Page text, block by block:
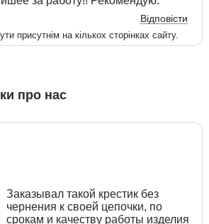
Відповісти
присутнім на кількох сторінках сайту.
про нас
Заказывал такой крестик без
чернения к своей цепочки, по
срокам и качеству работы изделия